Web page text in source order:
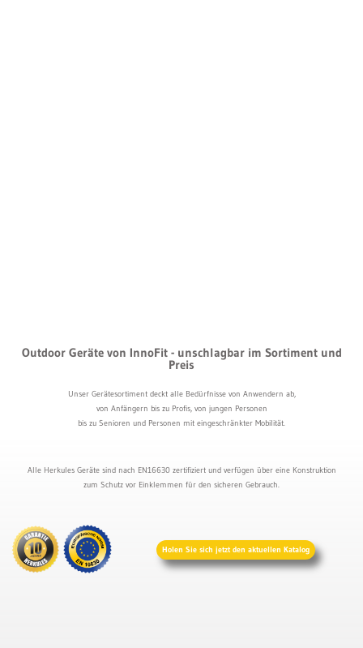
Outdoor Geräte von InnoFit - unschlagbar im Sortiment und
Preis
Unser Gerätesortiment deckt alle Bedürfnisse von Anwendern ab,
von Anfängern bis zu Profis, von jungen Personen
bis zu Senioren und Personen mit eingeschränkter Mobilität.
Alle Herkules Geräte sind nach EN16630 zertifiziert und verfügen über eine Konstruktion
zum Schutz vor Einklemmen für den sicheren Gebrauch.
Holen Sie sich jetzt den aktuellen Katalog